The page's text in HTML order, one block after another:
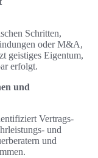
Schritten,
oder M&A,
geistiges Eigentum,
erfolgt.
und
Vertrags-
und
und